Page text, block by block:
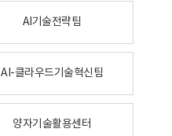
AI기술전략팀
AI-클라우드기술혁신팀
양자기술활용센터